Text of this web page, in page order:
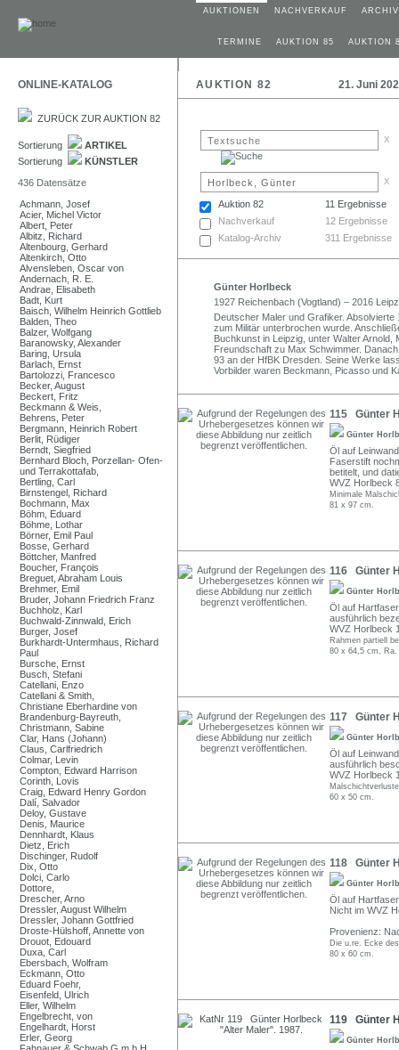
AUKTIONEN NACHVERKAUF ARCHIV
TERMINE AUKTION 85 AUKTION
ONLINE-KATALOG AUKTION 82 21. Juni
ZURÜCK ZUR AUKTION 82
Sortierung
ARTIKEL
Sortierung
KÜNSTLER
436 Datensätze
Achmann, Josef
Acier, Michel Victor
Albert, Peter
Albitz, Richard
Altenbourg, Gerhard
Altenkirch, Otto
Alvensleben, Oscar von
Andernach, R. E.
Andrae, Elisabeth
Badt, Kurt
Baisch, Wilhelm Heinrich Gottlieb
Balden, Theo
Balzer, Wolfgang
Baranowsky, Alexander
Baring, Ursula
Barlach, Ernst
Bartolozzi, Francesco
Becker, August
Beckert, Fritz
Beckmann & Weis,
Behrens, Peter
Bergmann, Heinrich Robert
Berlit, Rüdiger
Berndt, Siegfried
Bernhard Bloch, Porzellan- Ofen-
und Terrakottafab,
Bertling, Carl
Birnstengel, Richard
Bochmann, Max
Böhm, Eduard
Böhme, Lothar
Börner, Emil Paul
Bosse, Gerhard
Böttcher, Manfred
Boucher, François
Breguet, Abraham Louis
Brehmer, Emil
Bruder, Johann Friedrich Franz
Buchholz, Karl
Buchwald-Zinnwald, Erich
Burger, Josef
Burkhardt-Untermhaus, Richard
Paul
Bursche, Ernst
Busch, Stefani
Catellani, Enzo
Catellani & Smith,
Christiane Eberhardine von
Brandenburg-Bayreuth,
Christmann, Sabine
Clar, Hans (Johann)
Claus, Carlfriedrich
Colmar, Levin
Compton, Edward Harrison
Corinth, Lovis
Craig, Edward Henry Gordon
Dalí, Salvador
Deloy, Gustave
Denis, Maurice
Dennhardt, Klaus
Dietz, Erich
Dischinger, Rudolf
Dix, Otto
Dolci, Carlo
Dottore,
Drescher, Arno
Dressler, August Wilhelm
Dressler, Johann Gottfried
Droste-Hülshoff, Annette von
Drouot, Edouard
Duxa, Carl
Ebersbach, Wolfram
Eckmann, Otto
Eduard Foehr,
Eisenfeld, Ulrich
Eller, Wilhelm
Engelbrecht, von
Engelhardt, Horst
Erler, Georg
x
x
Auktion 82
11 Ergebnisse
Nachverkauf
12 Ergebnisse
Katalog-Archiv
311 Ergebnisse
Günter Horlbeck
1927 Reichenbach (Vogtland) – 2016
Deutscher Maler und Grafiker.
zum Militär unterbrochen wurde.
Buchkunst in Leipzig, unter Walter
Freundschaft zu Max Schwimmer.
93 an der HfBK Dresden. Seine Werke
Vorbilder waren Beckmann, Picasso und
115 Günter
Günter
Öl auf
Faserstift
betitelt, und
WVZ Horlbeck
Minimale
81 x 97 cm.
116 Günter
Günter
Öl auf
ausführlich
WVZ Horlbeck
Rahmen partiell
80 x 64,5 cm,
117 Günter
Günter
Öl auf
ausführlich
WVZ Horlbeck
60 x 50 cm.
118 Günter
Günter
Öl auf
Nicht im WVZ
Provenienz:
Die u.re. Ecke
80 x 60 cm.
119 Günter
Günter